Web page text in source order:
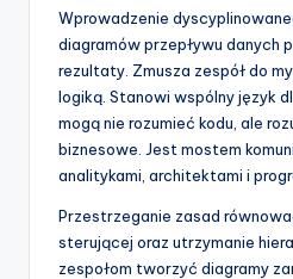
Wprowadzenie
diagramów przepływu danych
rezultaty. Zmusza zespół do
logiką. Stanowi wspólny język
mogą nie rozumieć kodu, ale
biznesowe. Jest mostem
analitykami, architektami i
Przestrzeganie zasad
sterującej oraz utrzymanie
zespołom tworzyć diagramy